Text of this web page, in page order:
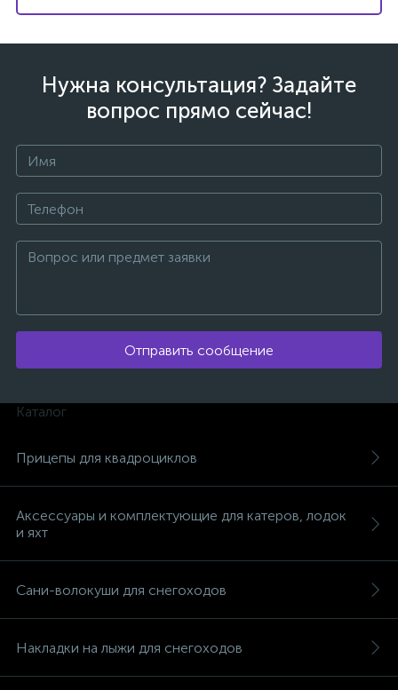
Нужна консультация? Задайте
вопрос прямо сейчас!
Отправить сообщение
Каталог
Прицепы для квадроциклов
Аксессуары и комплектующие для катеров, лодок
и яхт
Сани-волокуши для снегоходов
Накладки на лыжи для снегоходов